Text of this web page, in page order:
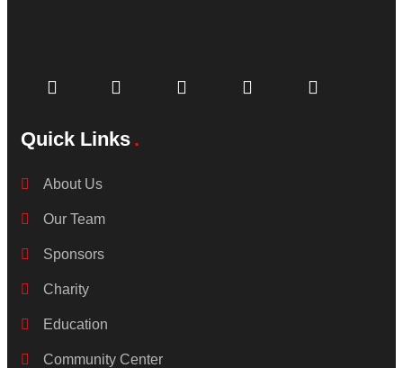
Quick Links
About Us
Our Team
Sponsors
Charity
Education
Community Center